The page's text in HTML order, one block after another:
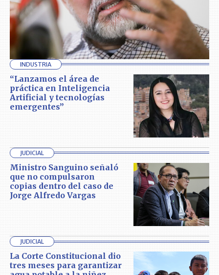
INDUSTRIA
“Lanzamos el área de
práctica en Inteligencia
Artificial y tecnologías
emergentes”
JUDICIAL
Ministro Sanguino señaló
que no compulsaron
copias dentro del caso de
Jorge Alfredo Vargas
JUDICIAL
La Corte Constitucional dio
tres meses para garantizar